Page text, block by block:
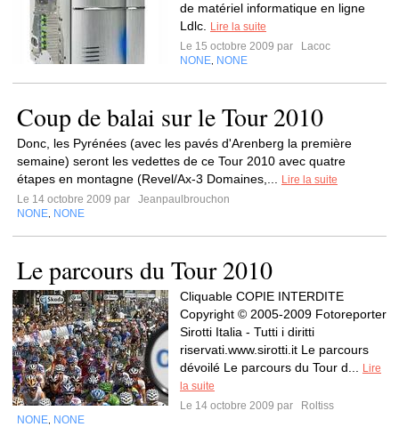
de matériel informatique en ligne
Ldlc.
Lire la suite
Le 15 octobre 2009 par
Lacoc
NONE NONE
Coup de balai sur le Tour 2010
Donc, les Pyrénées (avec les pavés d'Arenberg la première
semaine) seront les vedettes de ce Tour 2010 avec quatre
étapes en montagne (Revel/Ax-3 Domaines,...
Lire la suite
Le 14 octobre 2009 par
Jeanpaulbrouchon
NONE NONE
Le parcours du Tour 2010
Cliquable COPIE INTERDITE
Copyright © 2005-2009 Fotoreporter
Sirotti Italia - Tutti i diritti
riservati.www.sirotti.it Le parcours
dévoilé Le parcours du Tour d...
Lire
la suite
Le 14 octobre 2009 par
Roltiss
NONE NONE